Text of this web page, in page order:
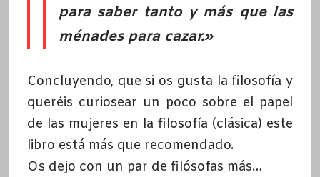
para saber tanto y más que las
ménades para cazar.»
Concluyendo, que si os gusta la filosofía y
queréis curiosear un poco sobre el papel
de las mujeres en la filosofía (clásica) este
libro está más que recomendado.
Os dejo con un par de filósofas más…